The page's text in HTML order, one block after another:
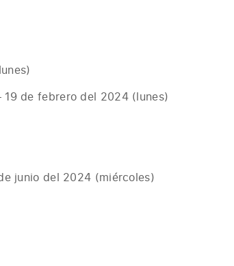
19 de febrero del 2024 (lunes)
junio del 2024 (miércoles)